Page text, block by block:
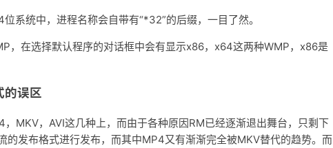
系统中，进程名称会自带有“*32”的后缀，一目了然。
，在选择默认程序的对话框中会有显示x86，x64这两种WMP，x86是
的误区
MKV，AVI这几种上，而由于各种原因RM已经逐渐退出舞台，只剩下
的发布格式进行发布，而其中MP4又有渐渐完全被MKV替代的趋势。而